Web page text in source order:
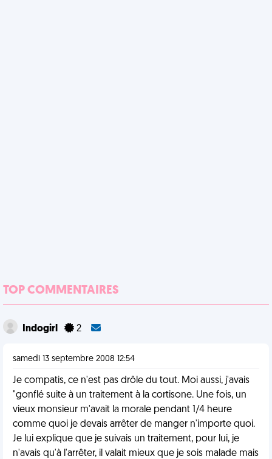
TOP COMMENTAIRES
Indogirl 2
samedi 13 septembre 2008 12:54
Je compatis, ce n'est pas drôle du tout. Moi aussi, j'avais
"gonflé suite à un traitement à la cortisone. Une fois, un
vieux monsieur m'avait la morale pendant 1/4 heure
comme quoi je devais arrêter de manger n'importe quoi.
Je lui explique que je suivais un traitement, pour lui, je
n'avais qu'à l'arrêter, il valait mieux que je sois malade mais